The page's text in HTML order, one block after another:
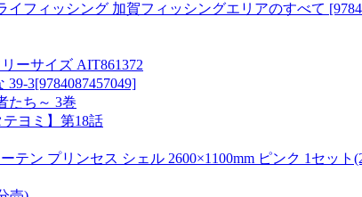
イフィッシング 加賀フィッシングエリアのすべて
ーサイズ AIT861372
3[9784087457049]
たち～ 3巻
ヨミ】第18話
テン プリンセス シェル 2600×1100mm ピンク 1セット